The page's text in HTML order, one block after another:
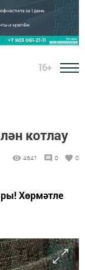
16+
котлау
4641 0 0
Хөрмәтле